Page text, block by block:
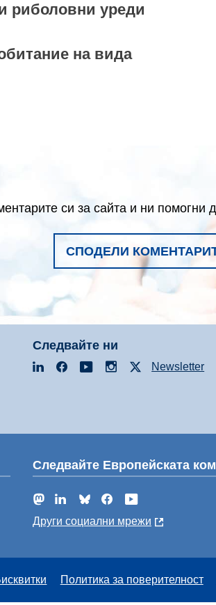
риболовни уреди
на вида
си за сайта и ни помогни
СПОДЕЛИ
Следвайте ни
LinkedInFacebookYouTubeInstagramNewsletter
Следвайте Европейската
MastodonLinkedInBlueskyFacebook
Други социални мрежи
Политика за поверителност